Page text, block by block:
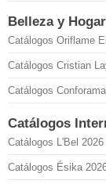
Belleza y
Catálogos Oriflame
Catálogos Cristian
Catálogos
Catálogos
Catálogos L'Bel 2026
Catálogos Ésika